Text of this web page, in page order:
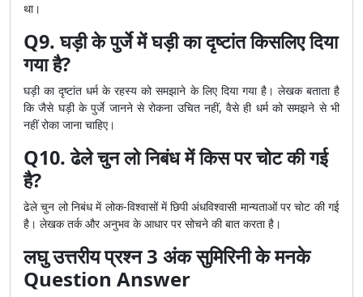
था।
Q9. घड़ी के पुर्जे में घड़ी का दृष्टांत किसलिए दिया
गया है?
घड़ी का दृष्टांत धर्म के रहस्य को समझाने के लिए दिया गया है। लेखक बताता है
कि जैसे घड़ी के पुर्जे जानने से रोकना उचित नहीं, वैसे ही धर्म को समझने से भी
नहीं रोका जाना चाहिए।
Q10. ढेले चुन लो निबंध में किस पर चोट की गई
है?
ढेले चुन लो निबंध में लोक-विश्वासों में छिपी अंधविश्वासी मान्यताओं पर चोट की गई
है। लेखक तर्क और अनुभव के आधार पर सोचने की बात करता है।
लघु उत्तरीय प्रश्न 3 अंक सुमिरिनी के मनके
Question Answer